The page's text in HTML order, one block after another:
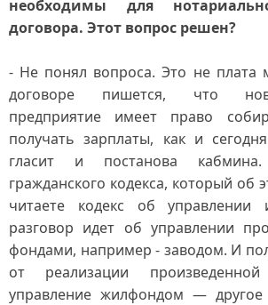
необходимы для
договора. Этот вопрос решен?
- Не понял вопроса. Это не плата
договоре пишется, что
предприятие имеет право
получать зарплаты, как и
гласит и постанова
гражданского кодекса, который об
читаете кодекс об управлении
разговор идет об управлении
фондами, например - заводом. И
от реализации
управление жилфондом — другое